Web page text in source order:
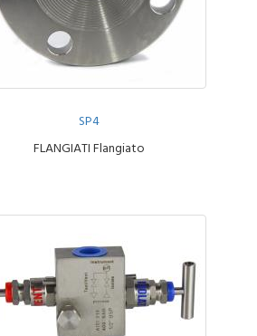
SP4
FLANGIATI Flangiato